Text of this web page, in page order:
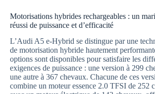
Motorisations hybrides rechargeables : un
réussi de puissance et d’efficacité
L’Audi A5 e-Hybrid se distingue par une
de motorisation hybride hautement
options sont disponibles pour satisfaire les
exigences de puissance : une version à 299
une autre à 367 chevaux. Chacune de ces
combine un moteur essence 2.0 TFSI de 252